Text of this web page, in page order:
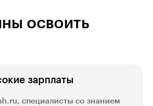
освоить
зарплаты
специалисты со знанием